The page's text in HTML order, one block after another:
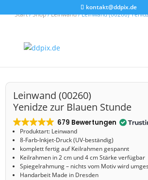
kontakt@ddpix.de
Start/Shop/Leinwand/ Leinwand (00260)
Leinwand (00260)
Yenidze zur Blauen Stunde
679 Bewertungen
Produktart: Leinwand
8-Farb-Inkjet-Druck (UV-beständig)
komplett fertig auf Keilrahmen gespannt
Keilrahmen in 2 cm und 4 cm Stärke verfügbar
Spiegelrahmung – nichts vom Motiv wird
Handarbeit Made in Dresden